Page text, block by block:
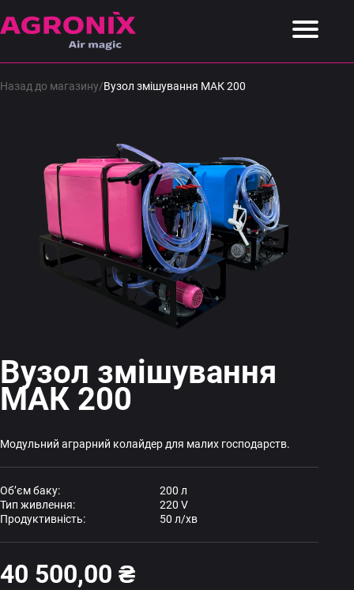
Назад до магазину/Вузол змішування МАК 200
Вузол змішування
МАК 200
Модульний аграрний колайдер для малих господарств.
Об’єм баку:
200 л
Тип живлення:
220 V
Продуктивність:
50 л/хв
40 500,00 ₴